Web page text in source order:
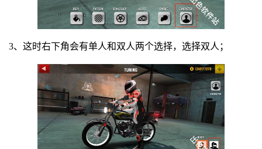
3、这时右下角会有单人和双人两个选择，选择双人；